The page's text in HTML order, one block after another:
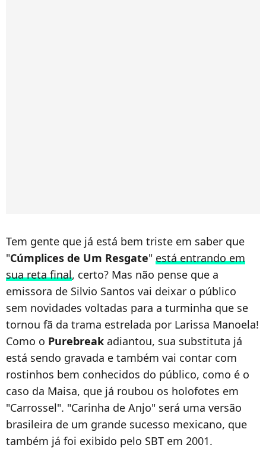
Tem gente que já está bem triste em saber que
"Cúmplices de Um Resgate" está entrando em
sua reta final, certo? Mas não pense que a
emissora de Silvio Santos vai deixar o público
sem novidades voltadas para a turminha que se
tornou fã da trama estrelada por Larissa Manoela!
Como o Purebreak adiantou, sua substituta já
está sendo gravada e também vai contar com
rostinhos bem conhecidos do público, como é o
caso da Maisa, que já roubou os holofotes em
"Carrossel". "Carinha de Anjo" será uma versão
brasileira de um grande sucesso mexicano, que
também já foi exibido pelo SBT em 2001.